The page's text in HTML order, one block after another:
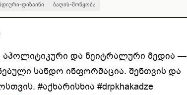
დიზაინი ბაღის-მოწყობა
აპოლიტიკური და ნეიტრალური მედია —
სანდო ინფორმაცია. შენთვის და
#აქხარისხია #drpkhakadze